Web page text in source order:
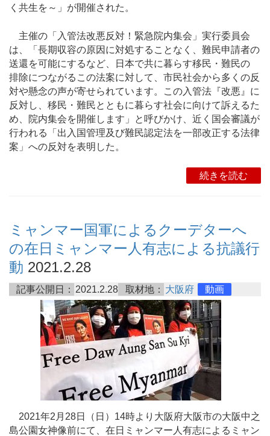
く共生を～」が開催された。
主催の「入管法改悪反対！緊急院内集会」実行委員会
は、「長期収容の原因に対処することなく、難民申請者の
送還を可能にするなど、日本で共に暮らす移民・難民の
排除につながるこの法案に対して、市民社会から多くの反
対や懸念の声が寄せられています。この入管法『改悪』に
反対し、移民・難民とともに暮らす社会に向けて訴えるた
め、院内集会を開催します」と呼びかけ、近く国会審議が
行われる「出入国管理及び難民認定法を一部改正する法律
案」への反対を表明した。
続きを読む
ミャンマー国軍によるクーデターへ
の在日ミャンマー人有志による抗議行
動 2021.2.28
記事公開日： 2021.2.28 取材地： 大阪府 動画
2021年2月28日（日）14時より大阪府大阪市の大阪中之
島公園女神像前にて、在日ミャンマー人有志によるミャン